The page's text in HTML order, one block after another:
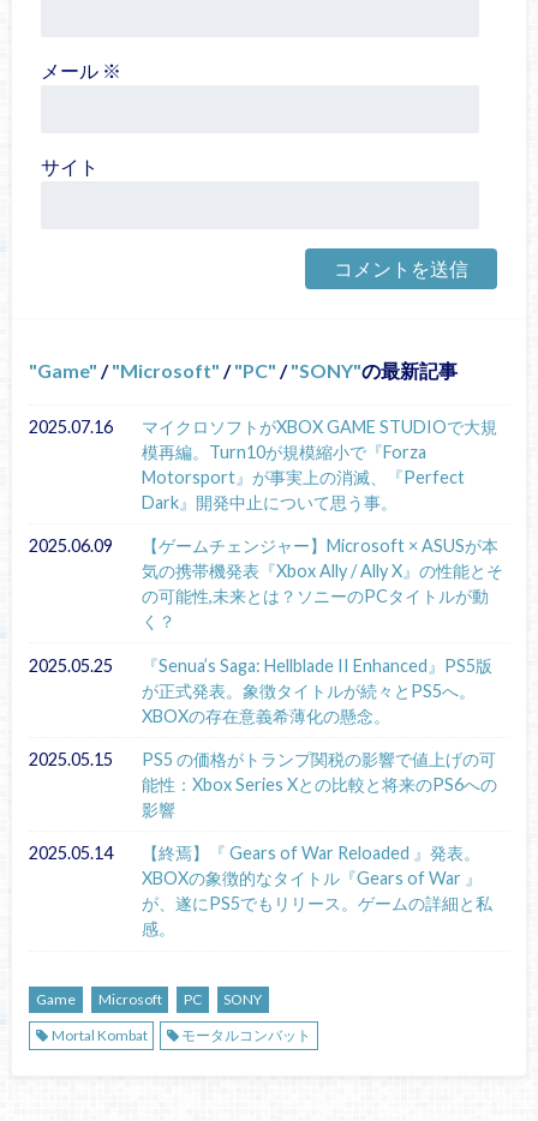
メール ※
サイト
Game / Microsoft / PC / SONY の最新記事
2025.07.16
マイクロソフトがXBOX GAME STUDIOで大規
模再編。Turn10が規模縮小で『Forza
Motorsport』が事実上の消滅、『Perfect
Dark』開発中止について思う事。
2025.06.09
【ゲームチェンジャー】Microsoft × ASUSが本
気の携帯機発表『Xbox Ally / Ally X』の性能とそ
の可能性,未来とは？ソニーのPCタイトルが動
く？
2025.05.25
『Senua’s Saga: Hellblade II Enhanced』PS5版
が正式発表。象徴タイトルが続々とPS5へ。
XBOXの存在意義希薄化の懸念。
2025.05.15
PS5 の価格がトランプ関税の影響で値上げの可
能性：Xbox Series Xとの比較と将来のPS6への
影響
2025.05.14
【終焉】『 Gears of War Reloaded 』発表。
XBOXの象徴的なタイトル『Gears of War 』
が、遂にPS5でもリリース。ゲームの詳細と私
感。
Game Microsoft PC
SONY
Mortal Kombat
モータルコンバット